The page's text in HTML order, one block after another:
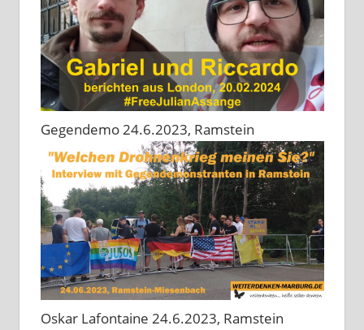
Gegendemo 24.6.2023, Ramstein
Oskar Lafontaine 24.6.2023, Ramstein